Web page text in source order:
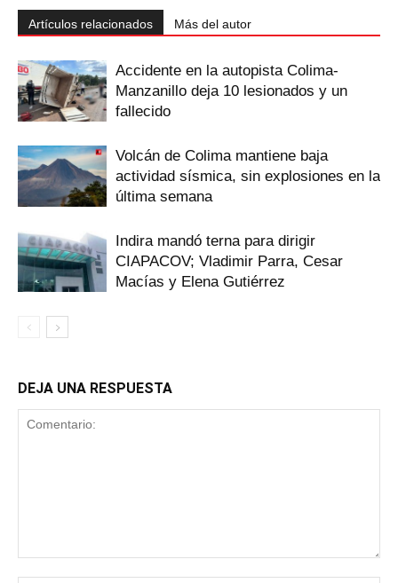
Artículos relacionados Más del autor
Accidente en la autopista Colima-
Manzanillo deja 10 lesionados y un
fallecido
Volcán de Colima mantiene baja
actividad sísmica, sin explosiones en la
última semana
Indira mandó terna para dirigir
CIAPACOV; Vladimir Parra, Cesar
Macías y Elena Gutiérrez
DEJA UNA RESPUESTA